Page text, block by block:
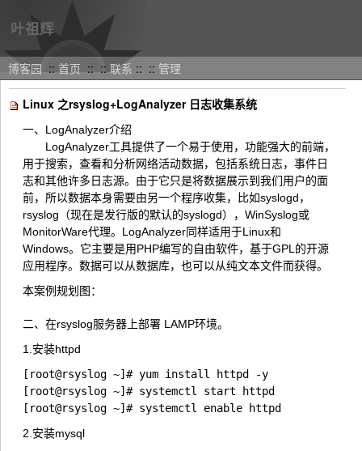
叶祖辉
博客园 :: 首页 :: ::联系 :: :: 管理
Linux 之rsyslog+LogAnalyzer 日志收集系统
一、LogAnalyzer介绍
LogAnalyzer工具提供了一个易于使用，功能强大的前端，
用于搜索，查看和分析网络活动数据，包括系统日志，事件日
志和其他许多日志源。由于它只是将数据展示到我们用户的面
前，所以数据本身需要由另一个程序收集，比如syslogd，
rsyslog（现在是发行版的默认的syslogd），WinSyslog或
MonitorWare代理。LogAnalyzer同样适用于Linux和
Windows。它主要是用PHP编写的自由软件，基于GPL的开源
应用程序。数据可以从数据库，也可以从纯文本文件而获得。
本案例规划图：
二、在rsyslog服务器上部署 LAMP环境。
1.安装httpd
[root@rsyslog ~]# yum install httpd -y
[root@rsyslog ~]# systemctl start httpd
[root@rsyslog ~]# systemctl enable httpd
2.安装mysql